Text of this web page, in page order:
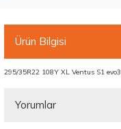
Ürün Bilgisi
295/35R22 108Y XL Ventus S1
Yorumlar